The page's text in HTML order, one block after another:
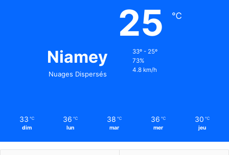
Niamey
Nuages Dispersés
25 ℃
33º - 25º
73%
4.8 km/h
33 ℃
dim
36 ℃
lun
38 ℃
mar
36 ℃
mer
30 ℃
jeu